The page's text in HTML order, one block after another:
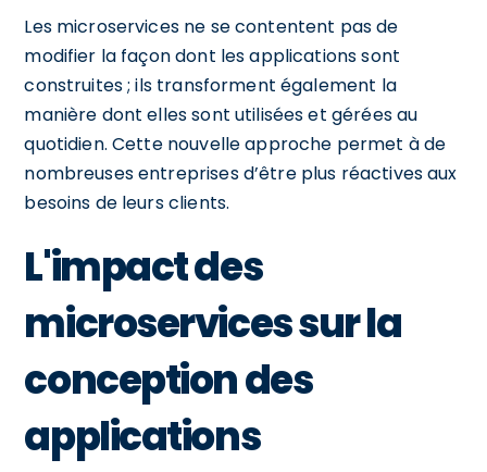
Les microservices ne se contentent pas de
modifier la façon dont les applications sont
construites ; ils transforment également la
manière dont elles sont utilisées et gérées au
quotidien. Cette nouvelle approche permet à de
nombreuses entreprises d’être plus réactives aux
besoins de leurs clients.
L'impact des
microservices sur la
conception des
applications